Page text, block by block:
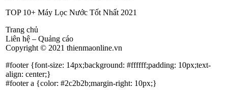
TOP 10+ Máy Lọc Nước Tốt Nhất 2021
Trang chủ
Liên hệ – Quảng cáo
Copyright © 2021 thienmaonline.vn
#footer {font-size: 14px;background: #ffffff;padding: 10px;text-
align: center;}
#footer a {color: #2c2b2b;margin-right: 10px;}